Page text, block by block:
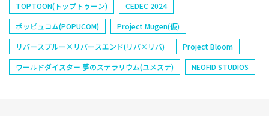
TOPTOON(トップトゥーン)
CEDEC 2024
ポッピュコム(POPUCOM)
Project Mugen(仮)
リバースブルー×リバースエンド(リバ×リバ)
Project Bloom
ワールドダイスター 夢のステラリウム(ユメステ)
NEOFID STUDIOS